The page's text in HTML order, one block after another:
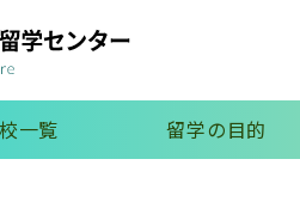
一覧 留学の目的